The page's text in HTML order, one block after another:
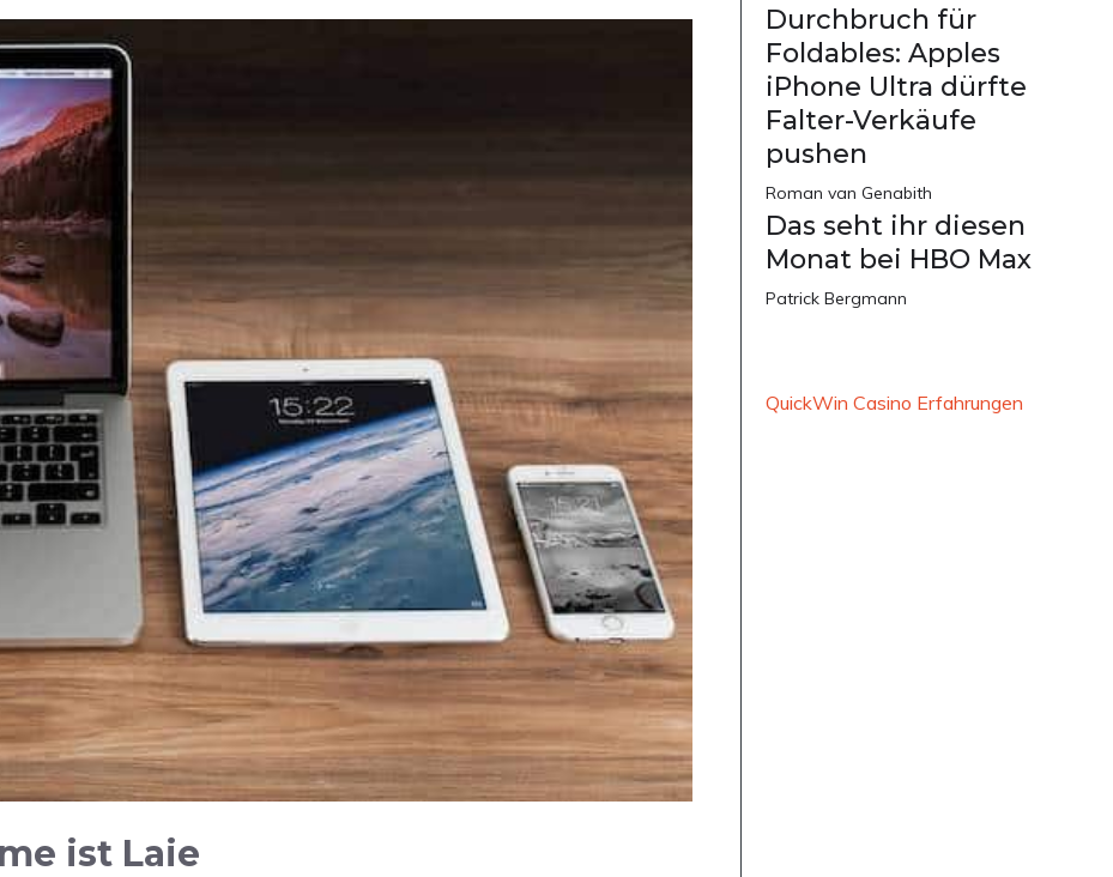
ist Laie
Durchbruch für
Foldables: Apples
iPhone Ultra dürfte
Falter-Verkäufe
pushen
Roman van Genabith
Das seht ihr diesen
Monat bei HBO Max
Patrick Bergmann
QuickWin Casino Erfahrungen